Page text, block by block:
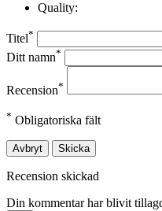
Quality:
Titel*
Ditt namn*
Recension*
* Obligatoriska fält
Avbryt Skicka
Recension skickad
Din kommentar har blivit